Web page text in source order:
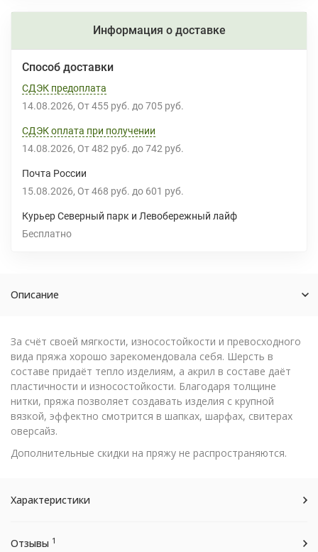
Информация о доставке
Способ доставки
СДЭК предоплата
14.08.2026 От 455 руб. до 705 руб.
СДЭК оплата при получении
14.08.2026 От 482 руб. до 742 руб.
Почта России
15.08.2026 От 468 руб. до 601 руб.
Курьер Северный парк и Левобережный лайф
Бесплатно
Описание
За счёт своей мягкости, износостойкости и превосходного
вида пряжа хорошо зарекомендовала себя. Шерсть в
составе придаёт тепло изделиям, а акрил в составе даёт
пластичности и износостойкости. Благодаря толщине
нитки, пряжа позволяет создавать изделия с крупной
вязкой, эффектно смотрится в шапках, шарфах, свитерах
оверсайз.
Дополнительные скидки на пряжу не распространяются.
Характеристики
Отзывы 1